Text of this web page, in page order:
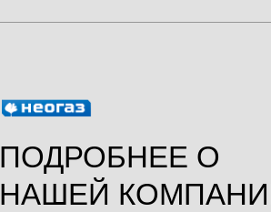
ПОДРОБНЕЕ О
НАШЕЙ